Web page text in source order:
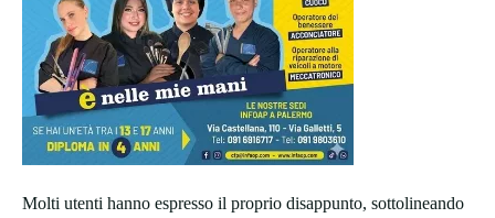
Molti utenti hanno espresso il proprio disappunto, sottolineando